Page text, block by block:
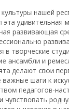
нашей
эта удивительная
развивающая
в творческие
ансамбли и
делают свои
важные шаги к
педагогов-
чувствовать